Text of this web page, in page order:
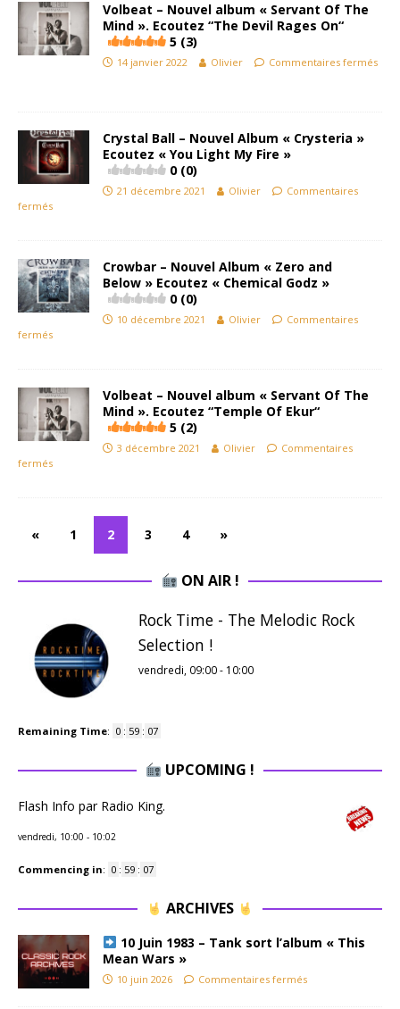
Volbeat – Nouvel album « Servant Of The
Mind ». Ecoutez “The Devil Rages On“
5 (3)
14 janvier 2022 Olivier Commentaires fermés
Crystal Ball – Nouvel Album « Crysteria »
Ecoutez « You Light My Fire »
0 (0)
21 décembre 2021 Olivier
Commentaires
fermés
Crowbar – Nouvel Album « Zero and
Below » Ecoutez « Chemical Godz »
0 (0)
10 décembre 2021 Olivier
Commentaires
fermés
Volbeat – Nouvel album « Servant Of The
Mind ». Ecoutez “Temple Of Ekur“
5 (2)
3 décembre 2021 Olivier
Commentaires
fermés
« 1 2 3 4 »
ON AIR !
Rock Time - The Melodic Rock
Selection !
vendredi, 09:00- 10:00
Remaining Time: 0 : 59 : 06
UPCOMING !
Flash Info par Radio King.
vendredi, 10:00 - 10:02
Commencing in: 0 : 59 : 06
ARCHIVES
10 Juin 1983 – Tank sort l’album « This
Mean Wars »
10 juin 2026 Commentaires fermés